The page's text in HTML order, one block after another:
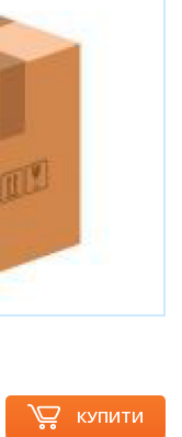
КУПИТИ